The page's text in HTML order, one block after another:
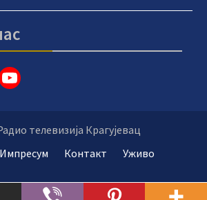
телевизија Крагујевац
Импресум Контакт Уживо